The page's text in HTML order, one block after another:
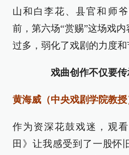
山和白李花、县官和师
前，第六场“赏赐”这场戏
过多，弱化了戏剧的力度和
戏曲创作不仅要
黄海威（中央戏剧学院教授
作为资深花鼓戏迷，观
田》让我感受到了一股怀